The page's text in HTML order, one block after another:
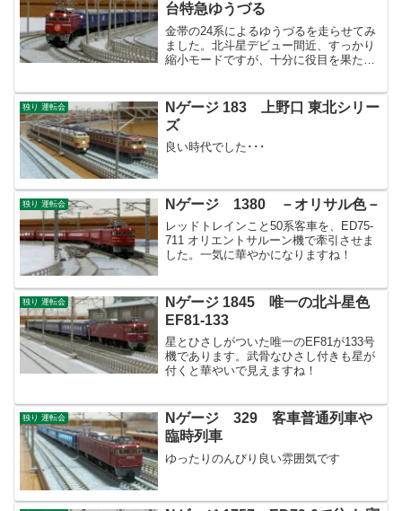
台特急ゆうづる
金帯の24系によるゆうづるを走らせてみ
ました。北斗星デビュー間近、すっかり
縮小モードですが、十分に役目を果たし
独り 運転会
Nゲージ 183 上野口 東北シリー
ズ
良い時代でした･･･
独り 運転会 Nゲージ 1380 －オリサル色－
レッドトレインこと50系客車を、ED75-
711 オリエントサルーン機で牽引させま
した。一気に華やかになりますね！
独り 運転会
Nゲージ 1845 唯一の北斗星色
EF81-133
星とひさしがついた唯一のEF81が133号
機であります。武骨なひさし付きも星が
付くと華やいで見えますね！
独り 運転会
Nゲージ 329 客車普通列車や
臨時列車
ゆったりのんびり良い雰囲気です